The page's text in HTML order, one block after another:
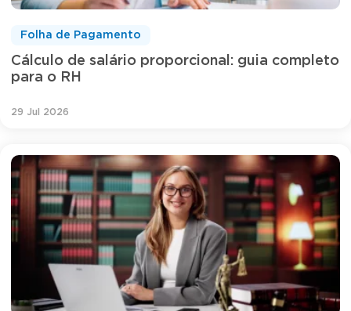
Cálculo de salário proporcional: guia completo
para o RH
Folha de Pagamento
29 Jul 2026